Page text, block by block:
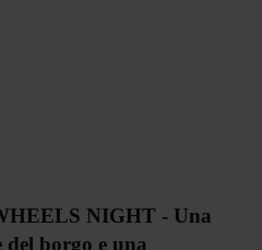
NIGHT - Una
del borgo e una